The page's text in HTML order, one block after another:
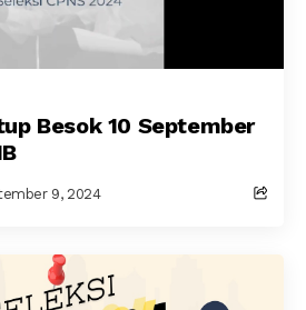
Besok 10 September
9, 2024